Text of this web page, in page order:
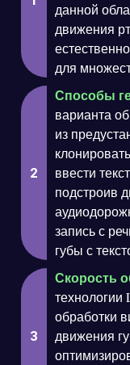
данной
движения
для
Способы
варианта
из
ввести
подстроив
запись с
губы с
Скорость
технологии
обработки
движения